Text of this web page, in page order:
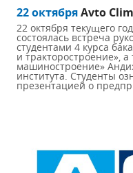
22 октябряAvto
22 октября текущего
состоялась встреча
студентами 4 курса
и тракторостроение»,
машиностроение»
института. Студенты
презентацией о